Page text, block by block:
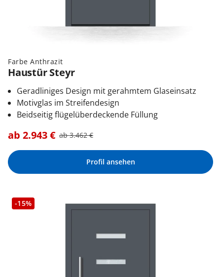
Farbe Anthrazit
Haustür Steyr
Geradliniges Design mit gerahmtem Glaseinsatz
Motivglas im Streifendesign
Beidseitig flügelüberdeckende Füllung
ab 2.943€ ab3.462€
Profil ansehen
-15%